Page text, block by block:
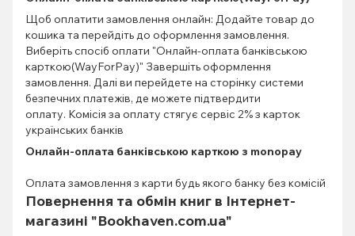
Щоб оплатити замовлення онлайн: Додайте товар до
кошика та перейдіть до оформлення замовлення.
Виберіть спосіб оплати "Онлайн-оплата банківською
карткою(WayForPay)" Завершіть оформлення
замовлення. Далі ви перейдете на сторінку системи
безпечних платежів, де можете підтвердити
оплату. Комісія за оплату стягує сервіс 2% з карток
українських банків
Онлайн-оплата банківською карткою з monopay
Оплата замовлення з карти будь якого банку без комісій
Повернення та обмін книг в Інтернет-
магазині "Bookhaven.com.ua"